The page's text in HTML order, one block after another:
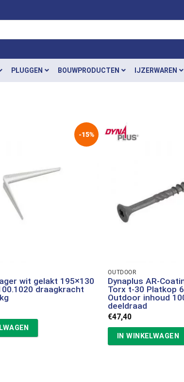
PLUGGEN BOUWPRODUCTEN IJZERWAREN
-15%
wit gelakt 195×130
draagkracht
€1,71.
OUTDOOR
Dynaplus AR-
Torx t-30 Platkop
Outdoor inhoud
deeldraad
€47,40
IN WINKELWAGEN